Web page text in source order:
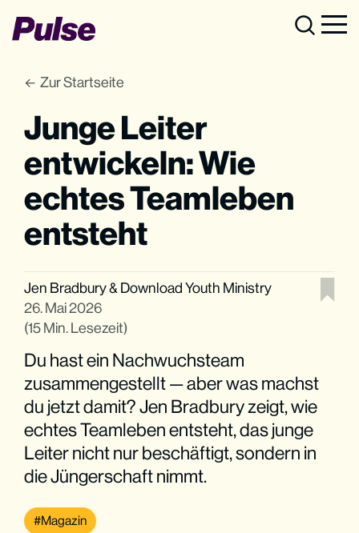
Zur Startseite
Junge Leiter
entwickeln: Wie
echtes Teamleben
entsteht
Jen Bradbury& Download Youth Ministry
26. Mai 2026
(15 Min. Lesezeit)
Du hast ein Nachwuchsteam
zusammengestellt — aber was machst
du jetzt damit? Jen Bradbury zeigt, wie
echtes Teamleben entsteht, das junge
Leiter nicht nur beschäftigt, sondern in
die Jüngerschaft nimmt.
Magazin